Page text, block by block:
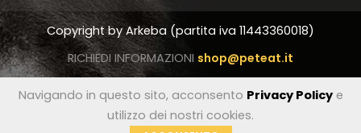
Copyright by Arkeba (partita iva 11443360018)
RICHIEDI INFORMAZIONI shop@peteat.it
Navigando in questo sito, acconsento Privacy Policye
utilizzo dei nostri cookies.